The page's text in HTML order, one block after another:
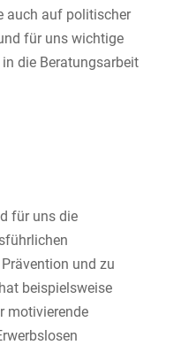
auch auf politischer
für uns wichtige
die Beratungsarbeit
für uns die
und zu
beispielsweise
motivierende